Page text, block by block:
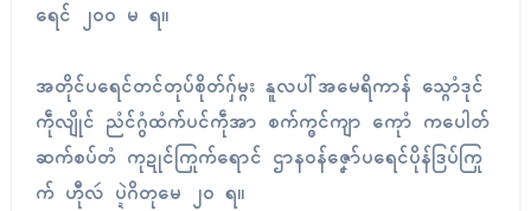
ရေၚ် ၂၀၀ မ ရ။
အတိုၚ်ပရေၚ်တင်တုပ်စိုတ်ဂှ်မ္ဂး နူလပါ်အမေရိကာန် သ္ဂောံဒုၚ်
ကဵုလျိုၚ် ညံၚ်ဂွံထံက်ပၚ်ကဵုအာ စက်က္ၜၚ်ကျာ ကေုာံ ကပေါတ်
ဆက်စပ်တံ ကုဍုၚ်ကြုက်ရောၚ် ဌာနဝန်ဇၞော်ပရေၚ်ပိုန်ဒြပ်ကြု
က် ဟီုလဴ ပ္ဍဲဂိတုမေ ၂၀ ရ။